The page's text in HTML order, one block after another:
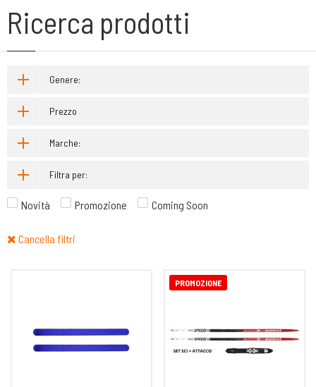
Ricerca prodotti
Genere:
Prezzo
Marche:
Filtra per:
Novità Promozione Coming Soon
Cancella filtri
PROMOZIONE